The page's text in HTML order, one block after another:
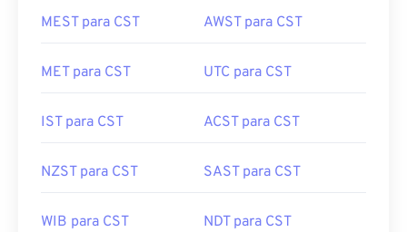
MEST para CST AWST para CST
MET para CST UTC para CST
IST para CST ACST para CST
NZST para CST SAST para CST
WIB para CST NDT para CST